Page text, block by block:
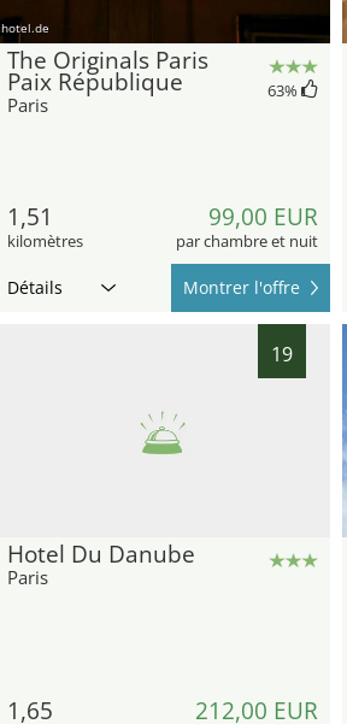
hotel.de
The Originals Paris
Paix République
Paris
63%
1,51
kilomètres
99,00 EUR
par chambre et nuit
Détails Montrer l'offre
19
Hotel Du Danube
Paris
1,65 212,00 EUR